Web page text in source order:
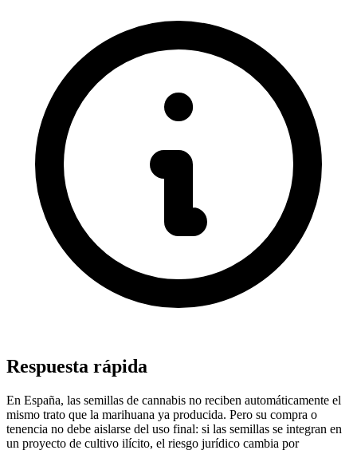
Respuesta rápida
En España, las semillas de cannabis no reciben automáticamente el
mismo trato que la marihuana ya producida. Pero su compra o
tenencia no debe aislarse del uso final: si las semillas se integran en
un proyecto de cultivo ilícito, el riesgo jurídico cambia por